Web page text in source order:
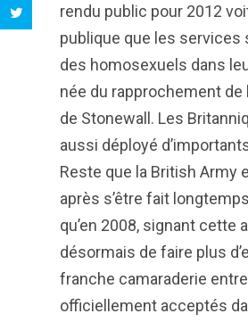
rendu public pour 2012
publique que les services
des homosexuels dans
née du rapprochement de
de Stonewall. Les
aussi déployé
Reste que la British Army
après s’être fait
qu’en 2008, signant cette
désormais de faire plus
franche camaraderie
officiellement acceptés